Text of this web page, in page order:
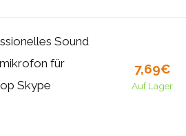
Sound
für
Skype
7,69€
Auf Lager